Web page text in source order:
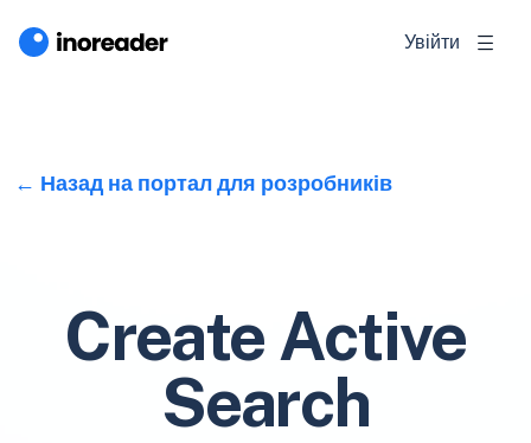
Увійти
Назад на портал для розробників
Create Active
Search